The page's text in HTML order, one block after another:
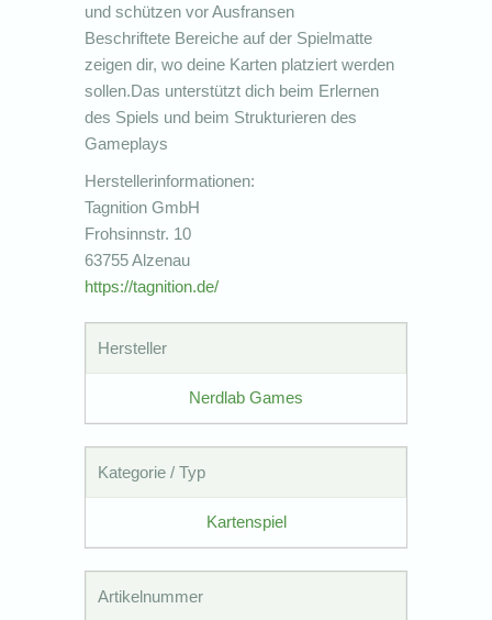
und schützen vor Ausfransen
Beschriftete Bereiche auf der Spielmatte
zeigen dir, wo deine Karten platziert werden
sollen.Das unterstützt dich beim Erlernen
des Spiels und beim Strukturieren des
Gameplays
Herstellerinformationen:
Tagnition GmbH
Frohsinnstr. 10
63755 Alzenau
https://tagnition.de/
Hersteller
Nerdlab Games
Kategorie / Typ
Kartenspiel
Artikelnummer